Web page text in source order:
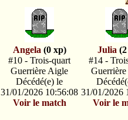
Angela(0 xp)
#10 - Trois-quart
Guerrière Aigle
Décédé(e) le
31/01/2026 10:56:08
Voir le match
Julia(2
#14 -
31/01/2026
Voir le